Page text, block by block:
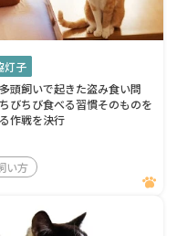
灯子
頭飼いで起きた盗み食い問
びちび食べる習慣そのものを
作戦を決行
い方